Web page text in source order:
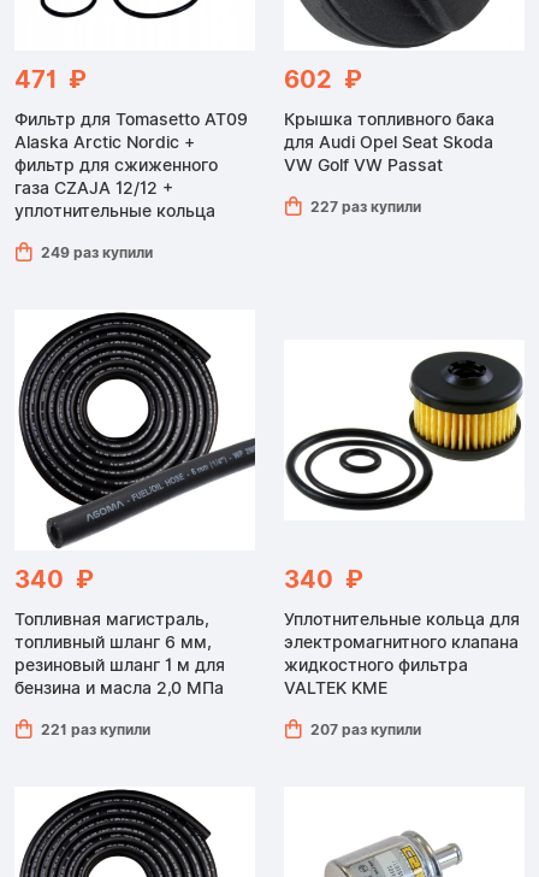
471 ₽
Фильтр для Tomasetto AT09
Alaska Arctic Nordic +
фильтр для сжиженного
газа CZAJA 12/12 +
уплотнительные кольца
249 раз купили
602 ₽
Крышка топливного бака
для Audi Opel Seat Skoda
VW Golf VW Passat
227 раз купили
340 ₽
Топливная магистраль,
топливный шланг 6 мм,
резиновый шланг 1 м для
бензина и масла 2,0 МПа
221 раз купили
340 ₽
Уплотнительные кольца для
электромагнитного клапана
жидкостного фильтра
VALTEK KME
207 раз купили